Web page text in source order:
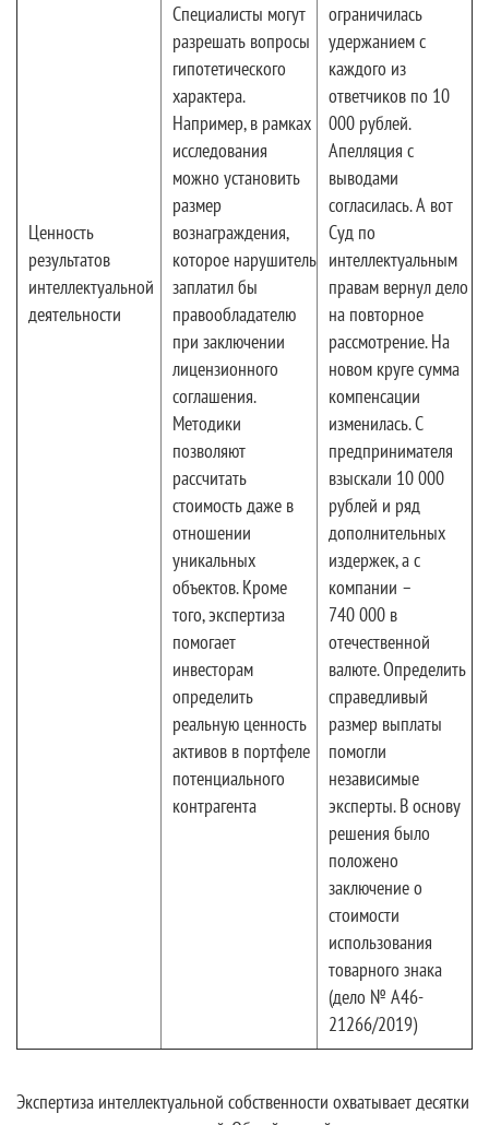
Ценность
результатов
интеллектуальной
деятельности
Специалисты могут
разрешать вопросы
гипотетического
характера.
Например, в рамках
исследования
можно установить
размер
вознаграждения,
которое нарушитель
заплатил бы
правообладателю
при заключении
лицензионного
соглашения.
Методики
позволяют
рассчитать
стоимость даже в
отношении
уникальных
объектов. Кроме
того, экспертиза
помогает
инвесторам
определить
реальную ценность
активов в портфеле
потенциального
контрагента
ограничилась
удержанием с
каждого из
ответчиков по 10
000 рублей.
Апелляция с
выводами
согласилась. А вот
Суд по
интеллектуальным
правам вернул дело
на повторное
рассмотрение. На
новом круге сумма
компенсации
изменилась. С
предпринимателя
взыскали 10 000
рублей и ряд
дополнительных
издержек, а с
компании –
740 000 в
отечественной
валюте. Определить
справедливый
размер выплаты
помогли
независимые
эксперты. В основу
решения было
положено
заключение о
стоимости
использования
товарного знака
(дело № А46-
21266/2019)
Экспертиза интеллектуальной собственности охватывает десятки